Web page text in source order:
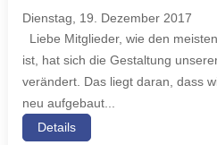
Dienstag, 19. Dezember 2017
Liebe Mitglieder, wie den
ist, hat sich die Gestaltung
verändert. Das liegt daran, dass
neu aufgebaut...
Details